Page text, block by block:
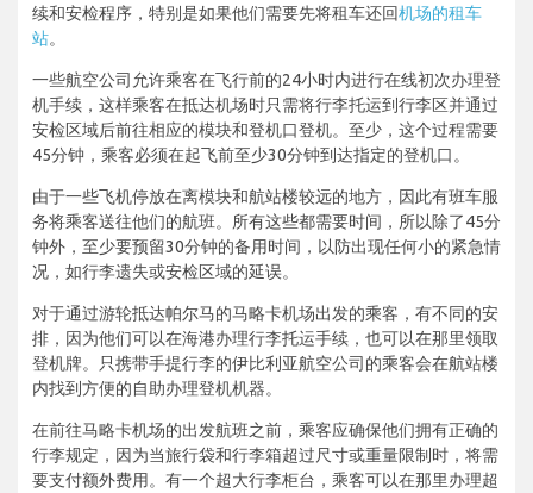
续和安检程序，特别是如果他们需要先将租车还回机场的租车
站。
一些航空公司允许乘客在飞行前的24小时内进行在线初次办理登
机手续，这样乘客在抵达机场时只需将行李托运到行李区并通过
安检区域后前往相应的模块和登机口登机。至少，这个过程需要
45分钟，乘客必须在起飞前至少30分钟到达指定的登机口。
由于一些飞机停放在离模块和航站楼较远的地方，因此有班车服
务将乘客送往他们的航班。所有这些都需要时间，所以除了45分
钟外，至少要预留30分钟的备用时间，以防出现任何小的紧急情
况，如行李遗失或安检区域的延误。
对于通过游轮抵达帕尔马的马略卡机场出发的乘客，有不同的安
排，因为他们可以在海港办理行李托运手续，也可以在那里领取
登机牌。只携带手提行李的伊比利亚航空公司的乘客会在航站楼
内找到方便的自助办理登机机器。
在前往马略卡机场的出发航班之前，乘客应确保他们拥有正确的
行李规定，因为当旅行袋和行李箱超过尺寸或重量限制时，将需
要支付额外费用。有一个超大行李柜台，乘客可以在那里办理超